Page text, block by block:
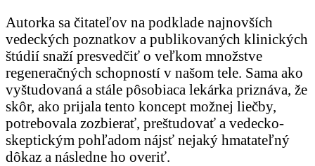
Autorka sa čitateľov na podklade najnovších
vedeckých poznatkov a publikovaných klinických
štúdií snaží presvedčiť o veľkom množstve
regeneračných schopností v našom tele. Sama ako
vyštudovaná a stále pôsobiaca lekárka priznáva, že
skôr, ako prijala tento koncept možnej liečby,
potrebovala zozbierať, preštudovať a vedecko-
skeptickým pohľadom nájsť nejaký hmatateľný
dôkaz a následne ho overiť.